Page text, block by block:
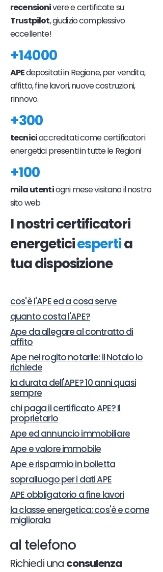
recensionivere e certificate su
Trustpilot, giudizio complessivo
eccellente!
+14000
APEdepositati in Regione, per vendita,
affitto, fine lavori, nuove costruzioni,
rinnovo.
+300
tecniciaccreditati come certificatori
energetici presenti in tutte le Regioni
+100
mila utentiogni mese visitano il nostro
sito web
I nostri certificatori
energeticiespertia
tua disposizione
cos'è l'APE ed a cosa serve
quanto costa l'APE?
Ape da allegare al contratto di
affito
Ape nel rogito notarile: il Notaio lo
richiede
la durata dell'APE? 10 anni quasi
sempre
chi paga il certificato APE? Il
proprietario
Ape ed annuncio immobiliare
Ape e valore immobile
Ape e risparmio in bolletta
sopralluogo per i dati APE
APE obbligatorio a fine lavori
la classe energetica: cos'è e come
migliorala
al telefono
Richiedi una consulenza